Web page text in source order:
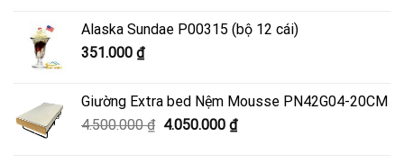
Alaska Sundae P00315 (bộ 12 cái)
351.000 ₫
Giường Extra bed Nệm Mousse PN42G04-20CM
4.500.000₫ Giá
4.050.000 ₫Giá